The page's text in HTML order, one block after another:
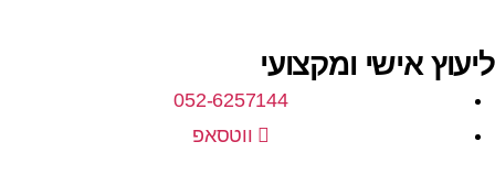
ליעוץ אישי ומקצועי
052-6257144
ווטסאפ